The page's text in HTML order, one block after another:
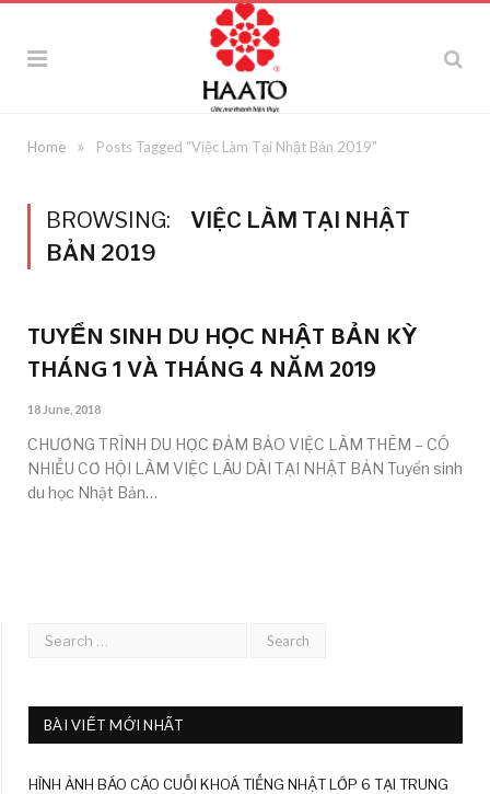
Home » Posts Tagged "Việc Làm Tại Nhật Bản 2019"
BROWSING:
VIỆC LÀM TẠI NHẬT
BẢN 2019
TUYỂN SINH DU HỌC NHẬT BẢN KỲ
THÁNG 1 VÀ THÁNG 4 NĂM 2019
18 June, 2018
CHƯƠNG TRÌNH DU HỌC ĐẢM BẢO VIỆC LÀM THÊM – CÓ
NHIỀU CƠ HỘI LÀM VIỆC LÂU DÀI TẠI NHẬT BẢN Tuyển sinh
du học Nhật Bản…
BÀI VIẾT MỚI NHẤT
HÌNH ẢNH BÁO CÁO CUỐI KHOÁ TIẾNG NHẬT LỚP 6 TẠI TRUNG